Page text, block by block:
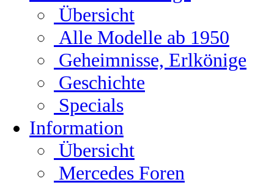
Übersicht
Alle Modelle ab 1950
Geheimnisse, Erlkönige
Geschichte
Specials
Information
Übersicht
Mercedes Foren